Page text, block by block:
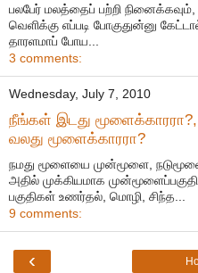
பலபேர் மலத்தைப் பற்றி நினைக்கவும்,
வெளிக்கு எப்படி போகுதுன்னு
தாரளமாப் போய...
3 comments:
Wednesday, July 7, 2010
நீங்கள் இடது மூளைக்காரரா?,
வலது மூளைக்காரரா?
நமது மூளையை முன்மூளை,
அதில் முக்கியமாக
பகுதிகள் உணர்தல், மொழி, சிந்த...
9 comments:
‹